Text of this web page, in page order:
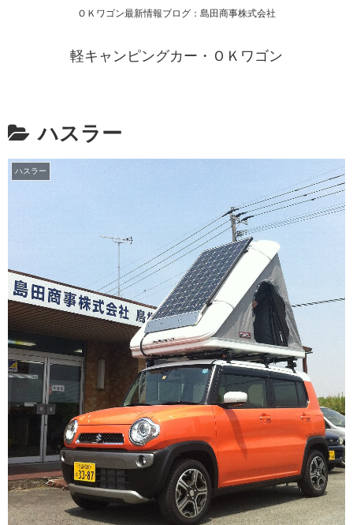
ＯＫワゴン最新情報ブログ：島田商事株式会社
軽キャンピングカー・ＯＫワゴン
ハスラー
ハスラー